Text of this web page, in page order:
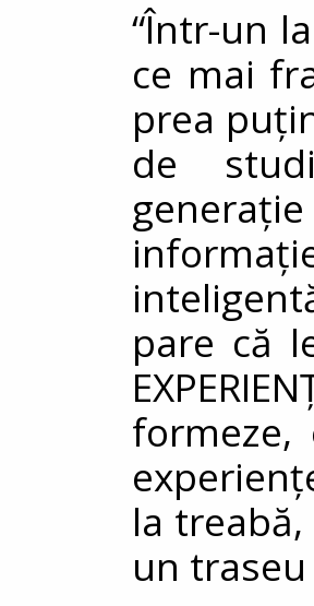
“Într-un
ce mai
prea
de
pare că
la
un